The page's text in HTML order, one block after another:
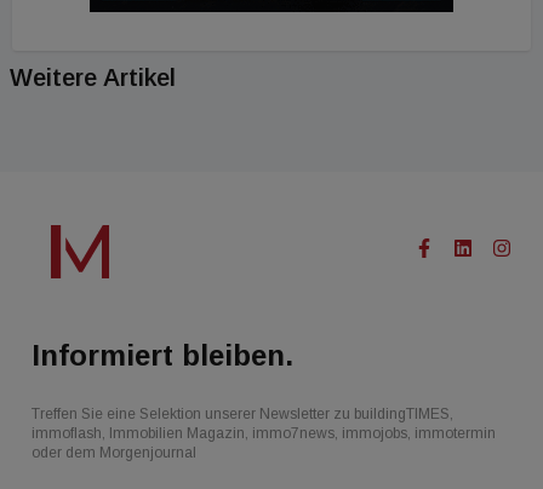
Weitere Artikel
Informiert bleiben.
Treffen Sie eine Selektion unserer Newsletter zu buildingTIMES,
immoflash, Immobilien Magazin, immo7news, immojobs, immotermin
oder dem Morgenjournal